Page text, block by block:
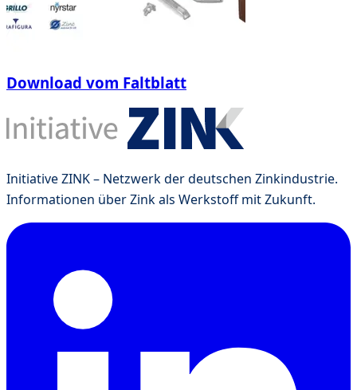
Download vom Faltblatt
Initiative ZINK – Netzwerk der deutschen Zinkindustrie.
Informationen über Zink als Werkstoff mit Zukunft.